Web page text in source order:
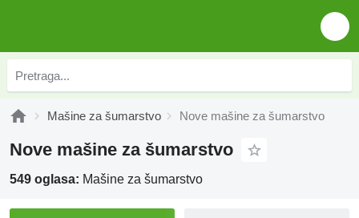
Mašine za šumarstvo Nove mašine za šumarstvo
Nove mašine za šumarstvo
549 oglasa: Mašine za šumarstvo